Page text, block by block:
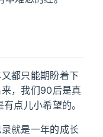
都只能期盼着下
，我们90后是真
点儿小希望的。
就是一年的成长